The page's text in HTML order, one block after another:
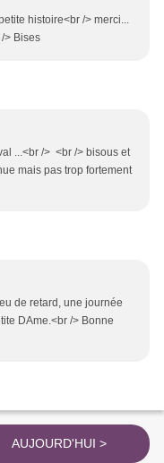
histoire<br /> merci...
> Bises
...<br /> <br /> bisous et
mais pas trop fortement
de retard, une journée
DAme.<br /> Bonne
AUJOURD'HUI >